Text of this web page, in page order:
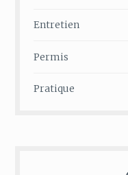
Entretien
Permis
Pratique